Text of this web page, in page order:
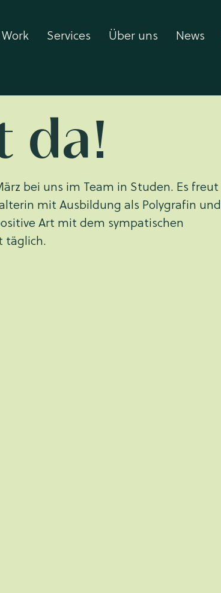
Work Services Über uns News
da!
bei uns im Team in Studen. Es freut
mit Ausbildung als Polygrafin und
Art mit dem sympatischen
täglich.